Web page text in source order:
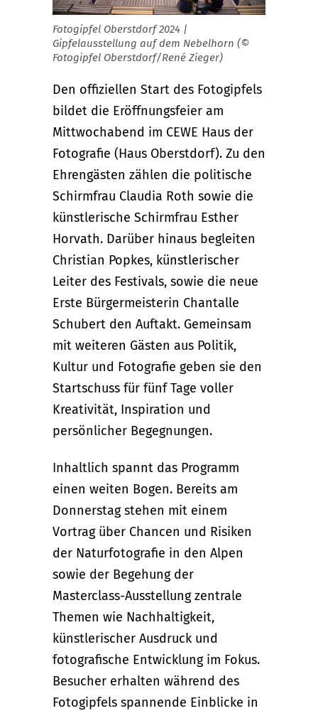
Fotogipfel Oberstdorf 2024 |
Gipfelausstellung auf dem Nebelhorn (©
Fotogipfel Oberstdorf/René Zieger)
Den offiziellen Start des Fotogipfels
bildet die Eröffnungsfeier am
Mittwochabend im CEWE Haus der
Fotografie (Haus Oberstdorf). Zu den
Ehrengästen zählen die politische
Schirmfrau Claudia Roth sowie die
künstlerische Schirmfrau Esther
Horvath. Darüber hinaus begleiten
Christian Popkes, künstlerischer
Leiter des Festivals, sowie die neue
Erste Bürgermeisterin Chantalle
Schubert den Auftakt. Gemeinsam
mit weiteren Gästen aus Politik,
Kultur und Fotografie geben sie den
Startschuss für fünf Tage voller
Kreativität, Inspiration und
persönlicher Begegnungen.
Inhaltlich spannt das Programm
einen weiten Bogen. Bereits am
Donnerstag stehen mit einem
Vortrag über Chancen und Risiken
der Naturfotografie in den Alpen
sowie der Begehung der
Masterclass-Ausstellung zentrale
Themen wie Nachhaltigkeit,
künstlerischer Ausdruck und
fotografische Entwicklung im Fokus.
Besucher erhalten während des
Fotogipfels spannende Einblicke in